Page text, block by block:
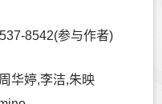
8542(参与作者)
华婷,李洁,朱映